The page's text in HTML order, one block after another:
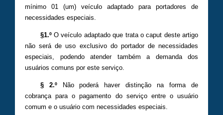
mínimo 01 (um) veículo adaptado para portadores de
necessidades especiais.
§1.ºO veículo adaptado que trata o caput deste artigo
não será de uso exclusivo do portador de necessidades
especiais, podendo atender também a demanda dos
usuários comuns por este serviço.
§ 2.ºNão poderá haver distinção na forma de
cobrança para o pagamento do serviço entre o usuário
comum e o usuário com necessidades especiais.